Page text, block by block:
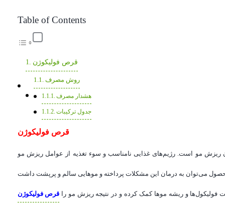
Table of Contents
قرص فولیکوژن
روش مصرف
هشدار مصرف
جدول ترکیبات
قرص فولیکوژن
ریزش مو است. رژیم‌های غذایی نامناسب و سوء تغذیه از عوامل ریزش مو
قرص فولیکوژن